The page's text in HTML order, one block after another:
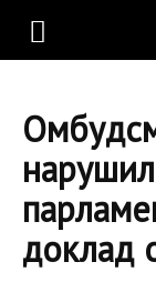
KLOOP.KG
Новости
доклад